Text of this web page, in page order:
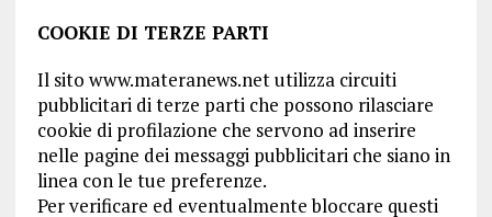
COOKIE DI TERZE PARTI
Il sito www.materanews.net utilizza circuiti
pubblicitari di terze parti che possono rilasciare
cookie di profilazione che servono ad inserire
nelle pagine dei messaggi pubblicitari che siano in
linea con le tue preferenze.
Per verificare ed eventualmente bloccare questi